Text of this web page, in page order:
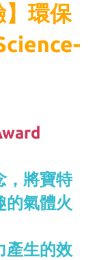
】環保
，將寶特
的氣體火
產生的效